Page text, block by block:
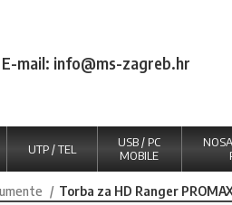
E-mail: info@ms-zagreb.hr
UTP / TEL
USB / PC
MOBILE
Torba za HD Ranger